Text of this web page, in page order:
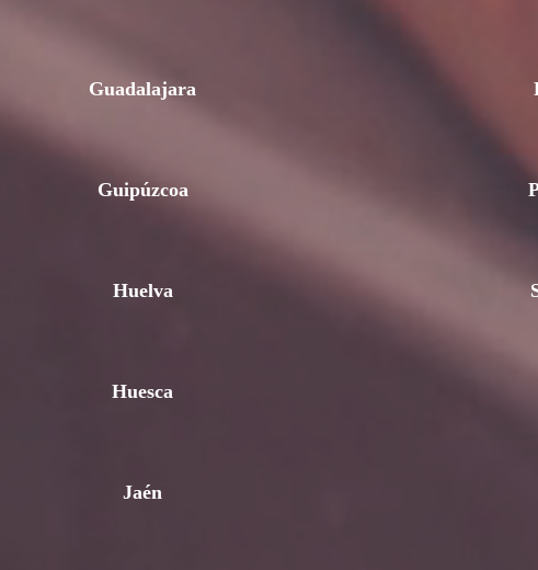
Guadalajara
Guipúzcoa
Huelva
Huesca
Jaén